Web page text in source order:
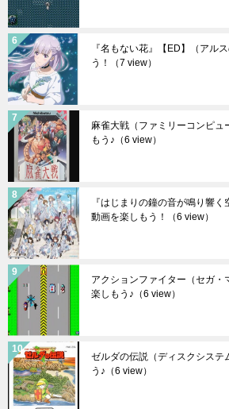
『名もない花』【ED】（アル
う！
（7 view）
麻雀大戦（ファミリーコンピュ
もう♪ （6 view）
『はじまりの鐘の音が鳴り響
動画を楽しもう！
（6 view）
アクションファイター（セガ・
楽しもう♪ （6 view）
ゼルダの伝説（ディスクシステ
う♪ （6 view）